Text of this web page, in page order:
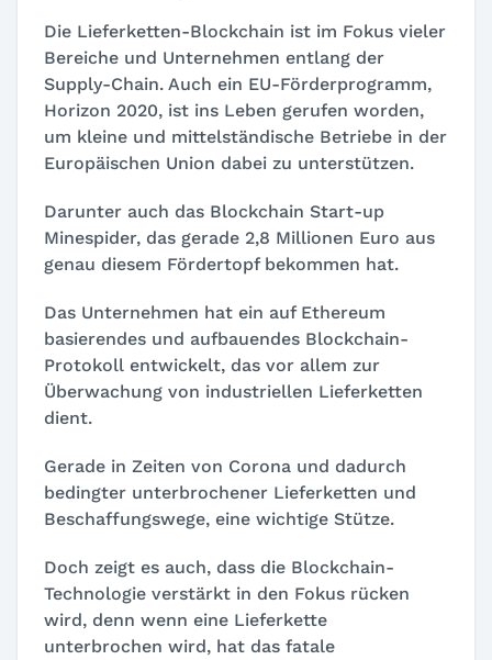
Die Lieferketten-Blockchain ist im Fokus vieler
Bereiche und Unternehmen entlang der
Supply-Chain. Auch ein EU-Förderprogramm,
Horizon 2020, ist ins Leben gerufen worden,
um kleine und mittelständische Betriebe in der
Europäischen Union dabei zu unterstützen.
Darunter auch das Blockchain Start-up
Minespider, das gerade 2,8 Millionen Euro aus
genau diesem Fördertopf bekommen hat.
Das Unternehmen hat ein auf Ethereum
basierendes und aufbauendes Blockchain-
Protokoll entwickelt, das vor allem zur
Überwachung von industriellen Lieferketten
dient.
Gerade in Zeiten von Corona und dadurch
bedingter unterbrochener Lieferketten und
Beschaffungswege, eine wichtige Stütze.
Doch zeigt es auch, dass die Blockchain-
Technologie verstärkt in den Fokus rücken
wird, denn wenn eine Lieferkette
unterbrochen wird, hat das fatale